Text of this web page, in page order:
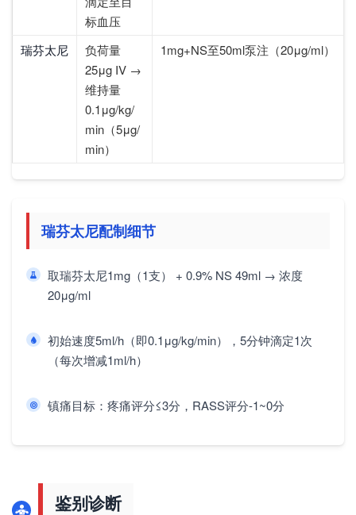
标血压
瑞芬太尼
负荷量
25μg IV →
维持量
0.1μg/kg/
min（5μg/
min）
1mg+NS至50ml泵注（20μg/ml）
瑞芬太尼配制细节
取瑞芬太尼1mg（1支） + 0.9% NS 49ml → 浓度
20μg/ml
初始速度5ml/h（即0.1μg/kg/min），5分钟滴定1次
（每次增减1ml/h）
镇痛目标：疼痛评分≤3分，RASS评分-1~0分
鉴别诊断